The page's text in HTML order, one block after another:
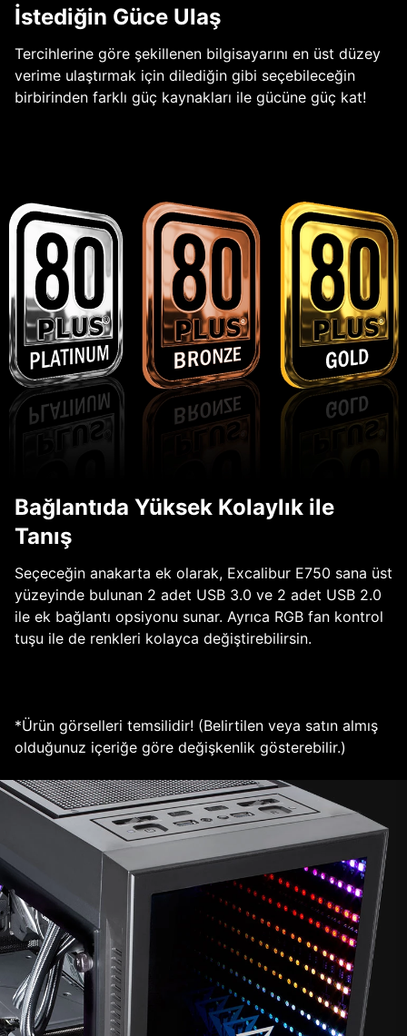
İstediğin Güce Ulaş
Tercihlerine göre şekillenen bilgisayarını en üst düzey
verime ulaştırmak için dilediğin gibi seçebileceğin
birbirinden farklı güç kaynakları ile gücüne güç kat!
Bağlantıda Yüksek Kolaylık ile
Tanış
Seçeceğin anakarta ek olarak, Excalibur E750 sana üst
yüzeyinde bulunan 2 adet USB 3.0 ve 2 adet USB 2.0
ile ek bağlantı opsiyonu sunar. Ayrıca RGB fan kontrol
tuşu ile de renkleri kolayca değiştirebilirsin.
*Ürün görselleri temsilidir! (Belirtilen veya satın almış
olduğunuz içeriğe göre değişkenlik gösterebilir.)